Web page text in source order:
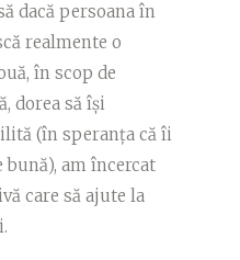
dacă persoana în
realmente o
în scop de
dorea să își
(în speranța că îi
am încercat
care să ajute la